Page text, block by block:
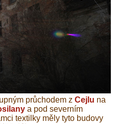
průchodem z Cejlu na
a pod severním
textilky měly tyto budovy